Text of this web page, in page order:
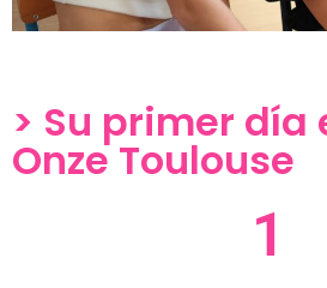
> Su primer día
Onze Toulouse
1